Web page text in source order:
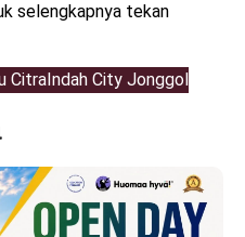
selengkapnya tekan
CitraIndah City Jonggol